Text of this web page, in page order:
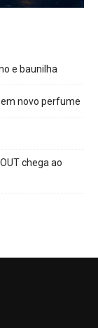
e baunilha
novo perfume
chega ao